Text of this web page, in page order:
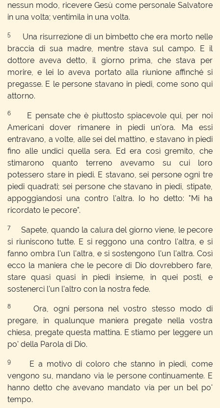
nessun modo, ricevere Gesù come personale Salvatore
in una volta; ventimila in una volta.
5
Una risurrezione di un bimbetto che era morto nelle
braccia di sua madre, mentre stava sul campo. E il
dottore aveva detto, il giorno prima, che stava per
morire, e lei lo aveva portato alla riunione affinché si
pregasse. E le persone stavano in piedi, come sono qui
attorno.
6
E pensate che è piuttosto spiacevole qui, per noi
Americani dover rimanere in piedi un'ora. Ma essi
entravano, a volte, alle sei del mattino, e stavano in piedi
fino alle undici quella sera. Ed era così gremito, che
stimarono quanto terreno avevamo su cui loro
potessero stare in piedi. E stavano, sei persone ogni tre
piedi quadrati; sei persone che stavano in piedi, stipate,
appoggiandosi una contro l'altra. Io ho detto: "Mi ha
ricordato le pecore".
7
Sapete, quando la calura del giorno viene, le pecore
si riuniscono tutte. E si reggono una contro l'altra, e si
fanno ombra l'un l'altra, e si sostengono l'un l'altra. Così
ecco la maniera che le pecore di Dio dovrebbero fare,
stare quasi quasi in piedi insieme, in quei posti, e
sostenerci l'un l'altro con la nostra fede.
8
Ora, ogni persona nel vostro stesso modo di
pregare, in qualunque maniera pregate nella vostra
chiesa, pregate questa mattina. E stiamo per leggere un
po' della Parola di Dio.
9
E a motivo di coloro che stanno in piedi, come
vengono su, mandano via le persone continuamente. E
hanno detto che avevano mandato via per un bel po'
tempo.